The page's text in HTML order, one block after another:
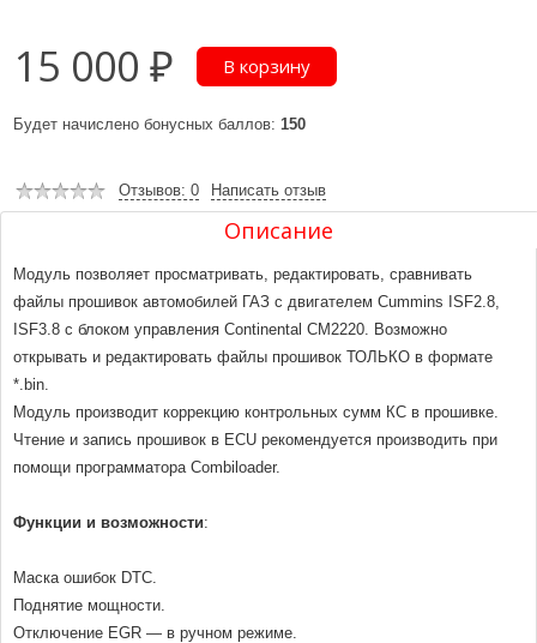
15 000 ₽
Будет начислено бонусных баллов: 150
Отзывов: 0 Написать отзыв
Описание
Модуль позволяет просматривать, редактировать, сравнивать
файлы прошивок автомобилей ГАЗ с двигателем Cummins ISF2.8,
ISF3.8 с блоком управления Continental CM2220. Возможно
открывать и редактировать файлы прошивок ТОЛЬКО в формате
*.bin.
Модуль производит коррекцию контрольных сумм КС в прошивке.
Чтение и запись прошивок в ECU рекомендуется производить при
помощи программатора Combiloader.
Функции и возможности:
Маска ошибок DTC.
Поднятие мощности.
Отключение EGR — в ручном режиме.